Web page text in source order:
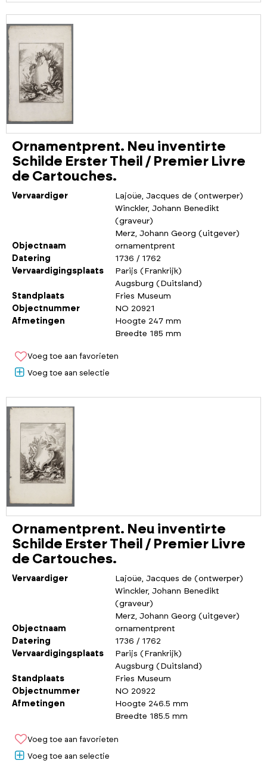
Ornamentprent. Neu inventirte
Schilde Erster Theil / Premier Livre
de Cartouches.
Vervaardiger
Lajoüe, Jacques de (ontwerper)
Winckler, Johann Benedikt
(graveur)
Merz, Johann Georg (uitgever)
Objectnaam
ornamentprent
Datering
1736 / 1762
Vervaardigingsplaats
Parijs (Frankrijk)
Augsburg (Duitsland)
Standplaats
Fries Museum
Objectnummer
NO 20921
Afmetingen
Hoogte 247 mm
Breedte 185 mm
Voeg toe aan favorieten
Voeg toe aan selectie
Ornamentprent. Neu inventirte
Schilde Erster Theil / Premier Livre
de Cartouches.
Vervaardiger
Lajoüe, Jacques de (ontwerper)
Winckler, Johann Benedikt
(graveur)
Merz, Johann Georg (uitgever)
Objectnaam
ornamentprent
Datering
1736 / 1762
Vervaardigingsplaats
Parijs (Frankrijk)
Augsburg (Duitsland)
Standplaats
Fries Museum
Objectnummer
NO 20922
Afmetingen
Hoogte 246.5 mm
Breedte 185.5 mm
Voeg toe aan favorieten
Voeg toe aan selectie